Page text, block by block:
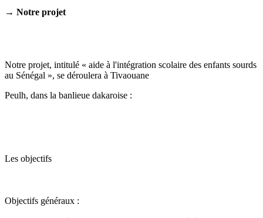
→ Notre projet
Notre projet, intitulé « aide à l'intégration scolaire des enfants sourds
au Sénégal », se déroulera à Tivaouane
Peulh, dans la banlieue dakaroise :
Les objectifs
Objectifs généraux :